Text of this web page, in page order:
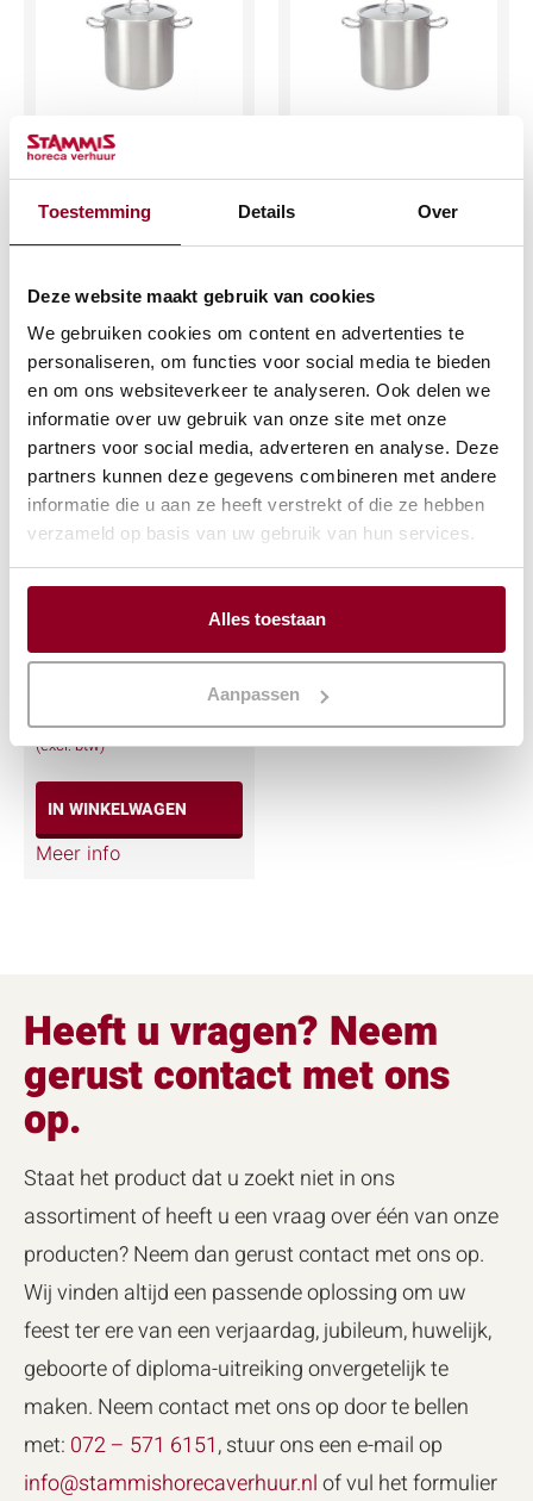
Toestemming Details Over
Deze website maakt gebruik van cookies
We gebruiken cookies om content en advertenties te
personaliseren, om functies voor social media te bieden
en om ons websiteverkeer te analyseren. Ook delen we
informatie over uw gebruik van onze site met onze
partners voor social media, adverteren en analyse. Deze
partners kunnen deze gegevens combineren met andere
informatie die u aan ze heeft verstrekt of die ze hebben
verzameld op basis van uw gebruik van hun services.
Alles toestaan
Aanpassen
Kookpan 4.5 ltr. rvs
hg model 18cm
€4,43
IN WINKELWAGEN
Meer info
hg model 24cm
€
IN WINKELWAGEN
Meer info
(alleen gas/elektra)
€8,85
(excl. btw)
IN WINKELWAGEN
Meer info
Heeft u vragen? Neem
gerust contact met ons
op.
Staat het product dat u zoekt niet in ons
assortiment of heeft u een vraag over één van onze
producten? Neem dan gerust contact met ons op.
Wij vinden altijd een passende oplossing om uw
feest ter ere van een verjaardag, jubileum, huwelijk,
geboorte of diploma-uitreiking onvergetelijk te
maken. Neem contact met ons op door te bellen
met: 072 – 571 6151, stuur ons een e-mail op
info@stammishorecaverhuur.nlof vul het formulier